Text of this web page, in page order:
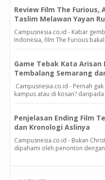
Review Film The Furious,
Taslim Melawan Yayan
Campusnesia.co.id - Kabar
Indonesia, film The Furious
Game Tebak Kata Arisan
Tembalang Semarang
Campusnesia.co.id - Pernah
kampus atau di kosan?
Penjelasan Ending Film
dan Kronologi Aslinya
Campusnesia.co.id - Bukan
dipahami oleh penonton